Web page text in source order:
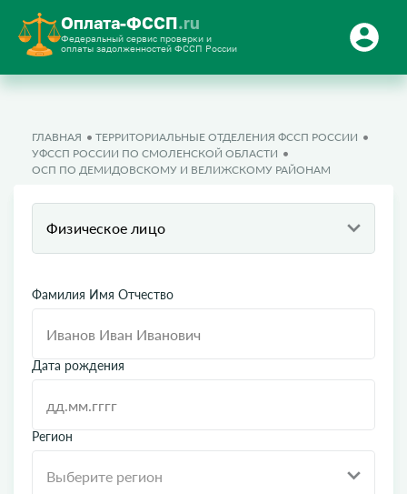
Оплата-ФССП.ru
Федеральный сервис проверки и
оплаты задолженностей ФССП России
ГЛАВНАЯ
ТЕРРИТОРИАЛЬНЫЕ ОТДЕЛЕНИЯ ФССП РОССИИ
УФССП РОССИИ ПО СМОЛЕНСКОЙ ОБЛАСТИ
ОСП ПО ДЕМИДОВСКОМУ И ВЕЛИЖСКОМУ РАЙОНАМ
Физическое лицо
Фамилия Имя Отчество
Дата рождения
Регион